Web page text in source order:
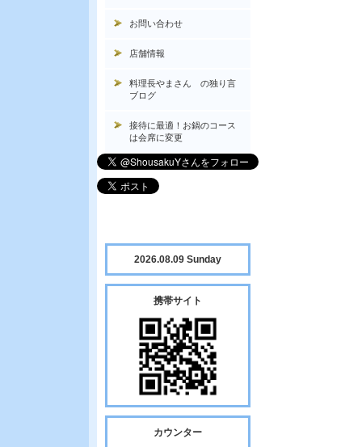
お問い合わせ
店舗情報
料理長やまさん の独り言
ブログ
接待に最適！お鍋のコース
は会席に変更
2026.08.09 Sunday
携帯サイト
カウンター